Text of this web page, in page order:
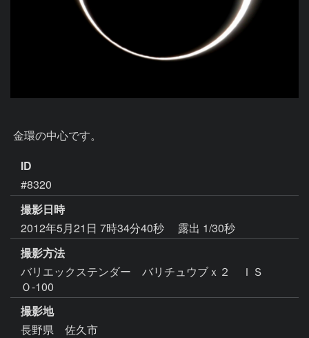
金環の中心です。
ID
#8320
撮影日時
2012年5月21日 7時34分40秒
露出 1/30秒
撮影方法
バリエックステンダー バリチュウブｘ２ ＩＳ
Ｏ-100
撮影地
長野県 佐久市